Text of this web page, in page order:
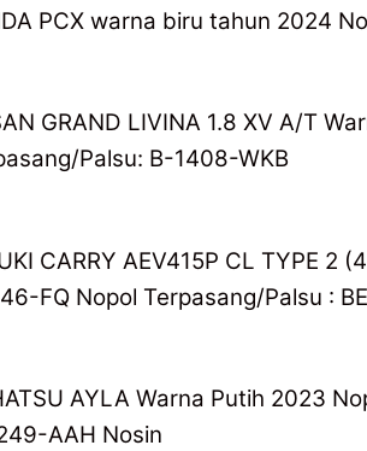
PCX warna biru tahun 2024
GRAND LIVINA 1.8 XV A/T
Palsu: B-1408-WKB
CARRY AEV415P CL TYPE 2
FQ Nopol Terpasang/Palsu :
AYLA Warna Putih 2023
AAH Nosin